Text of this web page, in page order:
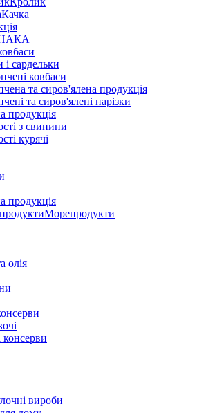
Качка
і сардельки
ковбаси
та сиров'ялена продукція
та сиров'ялені нарізки
продукція
з свинини
курячі
продукція
Морепродукти
олія
консерви
вироби